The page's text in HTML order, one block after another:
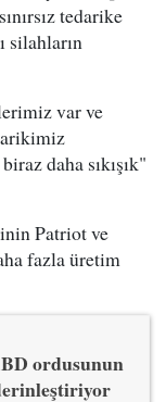
tedarike
silahların
var ve
daha sıkışık"
Patriot ve
fazla üretim
ordusunun